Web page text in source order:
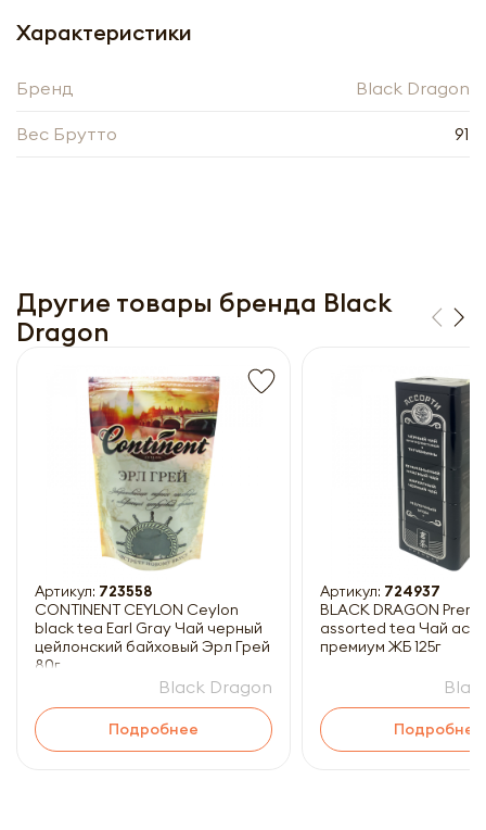
Характеристики
Бренд Black Dragon
Вес Брутто 91
Другие товары бренда Black
Dragon
Артикул: 723558
CONTINENT CEYLON Ceylon
black tea Earl Gray Чай черный
цейлонский байховый Эрл Грей
80г
Black Dragon
Подробнее
Артикул: 724937
BLACK DRAGON
assorted tea Чай
премиум ЖБ 125г
Подробнее
Получить прайс-лист
Обязательны к заполнению